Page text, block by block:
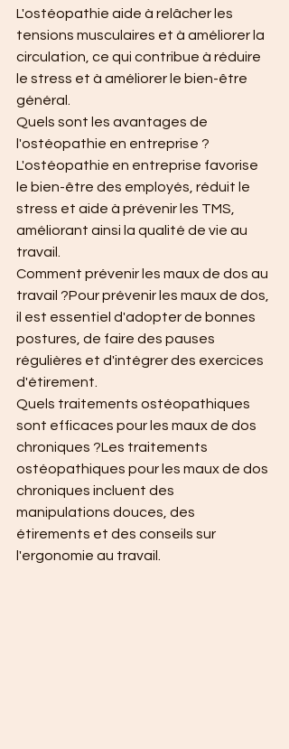
L'ostéopathie aide à relâcher les
tensions musculaires et à améliorer la
circulation, ce qui contribue à réduire
le stress et à améliorer le bien-être
général.
Quels sont les avantages de
l'ostéopathie en entreprise ?
L'ostéopathie en entreprise favorise
le bien-être des employés, réduit le
stress et aide à prévenir les TMS,
améliorant ainsi la qualité de vie au
travail.
Comment prévenir les maux de dos au
travail ?Pour prévenir les maux de dos,
il est essentiel d'adopter de bonnes
postures, de faire des pauses
régulières et d'intégrer des exercices
d'étirement.
Quels traitements ostéopathiques
sont efficaces pour les maux de dos
chroniques ?Les traitements
ostéopathiques pour les maux de dos
chroniques incluent des
manipulations douces, des
étirements et des conseils sur
l'ergonomie au travail.